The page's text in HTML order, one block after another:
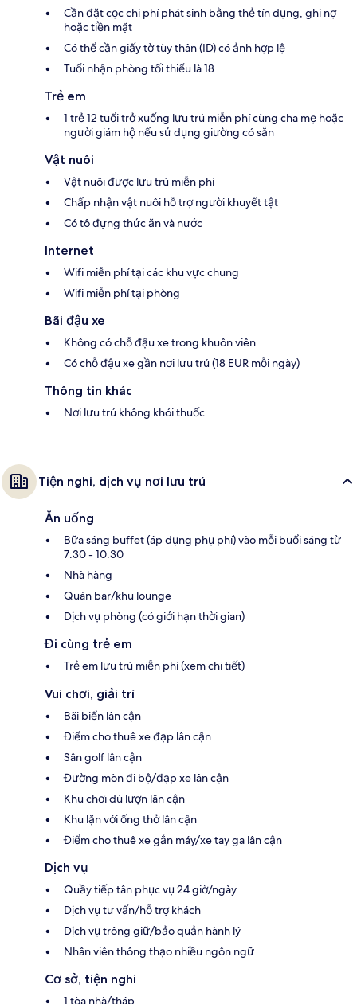
Cần đặt cọc chi phí phát sinh bằng thẻ tín dụng, ghi nợ
hoặc tiền mặt
Có thể cần giấy tờ tùy thân (ID) có ảnh hợp lệ
Tuổi nhận phòng tối thiểu là 18
Trẻ em
1 trẻ 12 tuổi trở xuống lưu trú miễn phí cùng cha mẹ hoặc
người giám hộ nếu sử dụng giường có sẵn
Vật nuôi
Vật nuôi được lưu trú miễn phí
Chấp nhận vật nuôi hỗ trợ người khuyết tật
Có tô đựng thức ăn và nước
Internet
Wifi miễn phí tại các khu vực chung
Wifi miễn phí tại phòng
Bãi đậu xe
Không có chỗ đậu xe trong khuôn viên
Có chỗ đậu xe gần nơi lưu trú (18 EUR mỗi ngày)
Thông tin khác
Nơi lưu trú không khói thuốc
Tiện nghi, dịch vụ nơi lưu trú
Ăn uống
Bữa sáng buffet (áp dụng phụ phí) vào mỗi buổi sáng từ
7:30 - 10:30
Nhà hàng
Quán bar/khu lounge
Dịch vụ phòng (có giới hạn thời gian)
Đi cùng trẻ em
Trẻ em lưu trú miễn phí (xem chi tiết)
Vui chơi, giải trí
Bãi biển lân cận
Điểm cho thuê xe đạp lân cận
Sân golf lân cận
Đường mòn đi bộ/đạp xe lân cận
Khu chơi dù lượn lân cận
Khu lặn với ống thở lân cận
Điểm cho thuê xe gắn máy/xe tay ga lân cận
Dịch vụ
Quầy tiếp tân phục vụ 24 giờ/ngày
Dịch vụ tư vấn/hỗ trợ khách
Dịch vụ trông giữ/bảo quản hành lý
Nhân viên thông thạo nhiều ngôn ngữ
Cơ sở, tiện nghi
1 tòa nhà/tháp